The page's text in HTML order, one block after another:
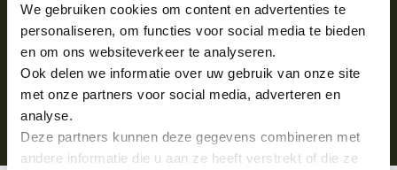
We gebruiken cookies om content en advertenties te
personaliseren, om functies voor social media te bieden
en om ons websiteverkeer te analyseren.
Ook delen we informatie over uw gebruik van onze site
met onze partners voor social media, adverteren en
analyse.
Deze partners kunnen deze gegevens combineren met
andere informatie die u aan ze heeft verstrekt of die ze